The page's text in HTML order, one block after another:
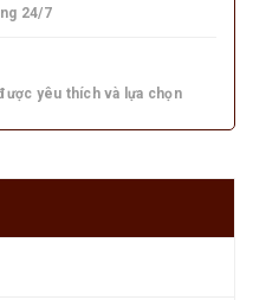
24/7
yêu thích và lựa chọn